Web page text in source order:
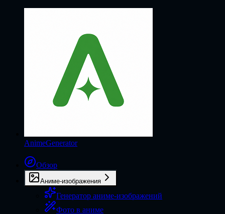
AnimeGenerator
Обзор
Аниме-изображения
Генератор аниме-изображений
Фото в аниме